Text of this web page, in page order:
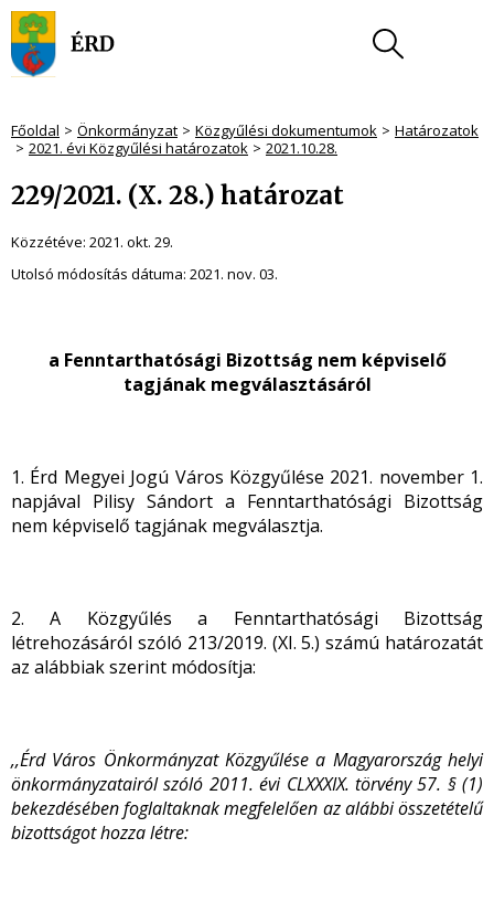
Főoldal Önkormányzat Közgyűlési dokumentumok
Határozatok
2021. évi Közgyűlési határozatok
2021.10.28.
229/2021. (X. 28.) határozat
Közzétéve: 2021. okt. 29.
Utolsó módosítás dátuma: 2021. nov. 03.
a Fenntarthatósági Bizottság nem képviselő
tagjának megválasztásáról
1. Érd Megyei Jogú Város Közgyűlése 2021. november 1.
napjával Pilisy Sándort a Fenntarthatósági Bizottság
nem képviselő tagjának megválasztja.
2. A Közgyűlés a Fenntarthatósági Bizottság
létrehozásáról szóló 213/2019. (XI. 5.) számú határozatát
az alábbiak szerint módosítja:
,,Érd Város Önkormányzat Közgyűlése a Magyarország helyi
önkormányzatairól szóló 2011. évi CLXXXIX. törvény 57. § (1)
bekezdésében foglaltaknak megfelelően az alábbi összetételű
bizottságot hozza létre: